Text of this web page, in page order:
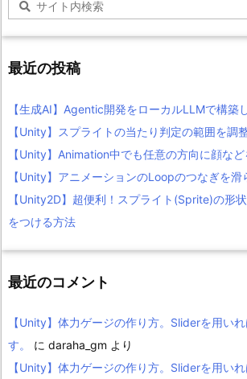
最近の投稿
【生成AI】Agentic開発をローカルLLMで構築
【Unity】スプライトの当たり判定の範囲を調
【Unity】Animation中でも任意の方向に顔な
【Unity】アニメーションのLoopのつなぎを
【Unity2D】超便利！スプライト(Sprite)の形
をつける方法
最近のコメント
【Unity】体力ゲージの作り方。Sliderを用い
す。
に daraha_gm より
【Unity】体力ゲージの作り方。Sliderを用い